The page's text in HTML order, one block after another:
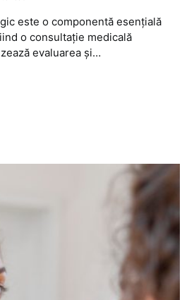
este o componentă esențială
o consultație medicală
evaluarea și…